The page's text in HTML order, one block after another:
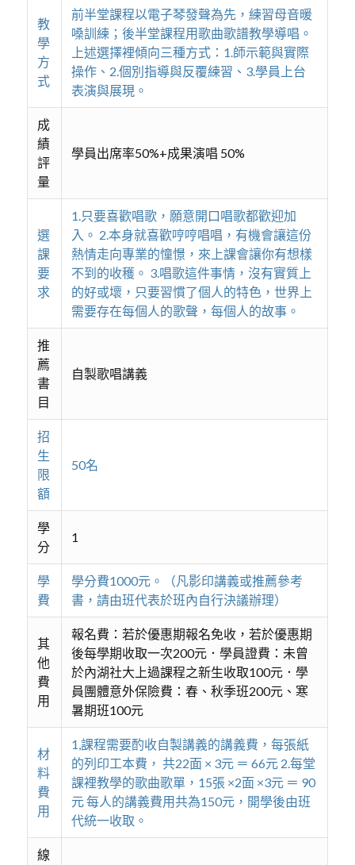
教
學
方
式
前半堂課程以電子琴發聲為先，練習母音暖
嗓訓練；後半堂課程用歌曲歌譜教學導唱。
上述選擇裡傾向三種方式：1.師示範與實際
操作、2.個別指導與反覆練習、3.學員上台
表演與展現。
成
績
評
量
學員出席率50%+成果演唱 50%
選
課
要
求
1.只要喜歡唱歌，願意開口唱歌都歡迎加
入。 2.本身就喜歡哼哼唱唱，有機會讓這份
熱情走向專業的憧憬，來上課會讓你有想樣
不到的收穫。 3.唱歌這件事情，沒有實質上
的好或壞，只要習慣了個人的特色，世界上
需要存在每個人的歌聲，每個人的故事。
推
薦
書
目
自製歌唱講義
招
生
限
額
50名
學
分
1
學
費
學分費1000元。（凡影印講義或推薦參考
書，請由班代表於班內自行決議辦理）
其
他
費
用
報名費：若於優惠期報名免收，若於優惠期
後每學期收取一次200元．學員證費：未曾
於內湖社大上過課程之新生收取100元．學
員團體意外保險費：春、秋季班200元、寒
暑期班100元
材
料
費
用
1,課程需要酌收自製講義的講義費，每張紙
的列印工本費， 共22面 × 3元 ＝ 66元 2.每堂
課裡教學的歌曲歌單，15張 ×2面 ×3元 ＝ 90
元 每人的講義費用共為150元，開學後由班
代統一收取。
線